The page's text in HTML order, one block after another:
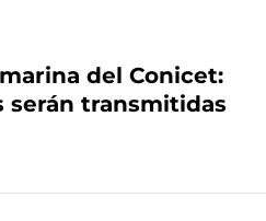
del Conicet:
serán transmitidas